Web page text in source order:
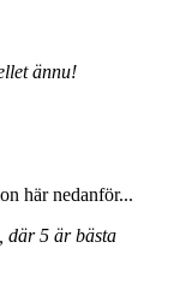
ännu!
här nedanför...
där 5 är bästa